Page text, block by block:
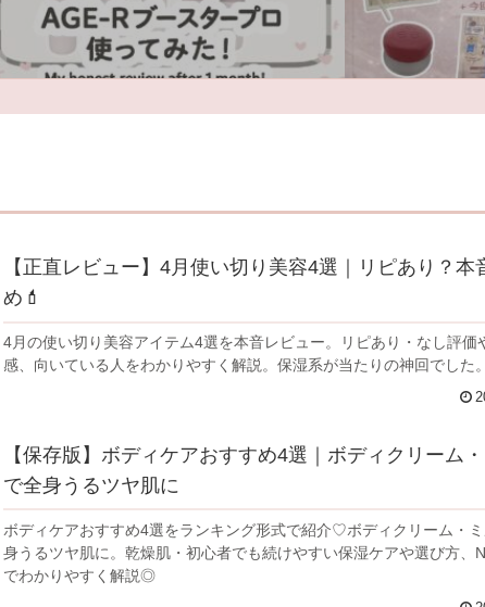
ンケア・
【正直レビュー】4月使い切り美容4選｜リピあり？本
め💄
4月の使い切り美容アイテム4選を本音レビュー。リピあり・なし評価
感、向いている人をわかりやすく解説。保湿系が当たりの神回でした。
【保存版】ボディケアおすすめ4選｜ボディクリーム
で全身うるツヤ肌に
ボディケアおすすめ4選をランキング形式で紹介♡ボディクリーム・
身うるツヤ肌に。乾燥肌・初心者でも続けやすい保湿ケアや選び方、
でわかりやすく解説◎